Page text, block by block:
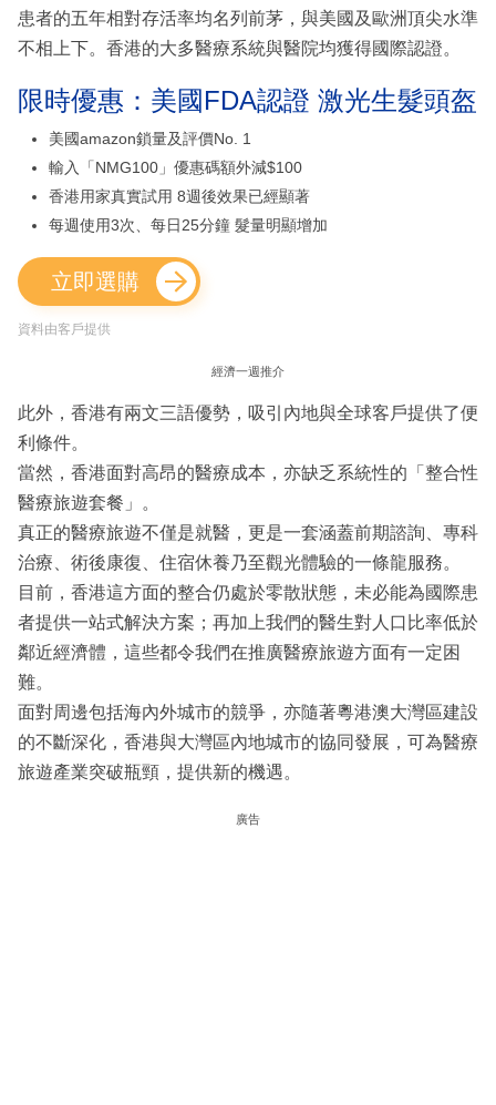
患者的五年相對存活率均名列前茅，與美國及歐洲頂尖水準
不相上下。香港的大多醫療系統與醫院均獲得國際認證。
限時優惠：美國FDA認證 激光生髮頭盔
美國amazon鎖量及評價No. 1
輸入「NMG100」優惠碼額外減$100
香港用家真實試用 8週後效果已經顯著
每週使用3次、每日25分鐘 髮量明顯增加
立即選購
資料由客戶提供
經濟一週推介
此外，香港有兩文三語優勢，吸引內地與全球客戶提供了便
利條件。
當然，香港面對高昂的醫療成本，亦缺乏系統性的「整合性
醫療旅遊套餐」。
真正的醫療旅遊不僅是就醫，更是一套涵蓋前期諮詢、專科
治療、術後康復、住宿休養乃至觀光體驗的一條龍服務。
目前，香港這方面的整合仍處於零散狀態，未必能為國際患
者提供一站式解決方案；再加上我們的醫生對人口比率低於
鄰近經濟體，這些都令我們在推廣醫療旅遊方面有一定困
難。
面對周邊包括海內外城市的競爭，亦隨著粵港澳大灣區建設
的不斷深化，香港與大灣區內地城市的協同發展，可為醫療
旅遊產業突破瓶頸，提供新的機遇。
廣告